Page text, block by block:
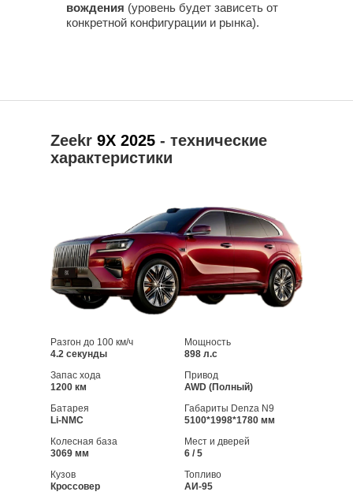
вождения (уровень будет зависеть от
конкретной конфигурации и рынка).
Zeekr 9X 2025 - технические
характеристики
Запас хода
1200 км
Мощность
898 л.с
Габариты Denza N9
5100*1998*1780 мм
Батарея
Li-NMC
Кузов
Кроссовер
Мест и дверей
6 / 5
Топливо
АИ-95
Колесная база
3069 мм
Привод
AWD (Полный)
Разгон до 100 км/ч
4.2 секунды